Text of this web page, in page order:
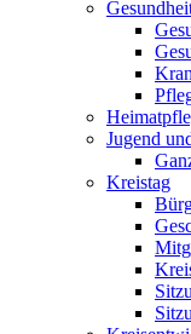
Jugend
Kreistag